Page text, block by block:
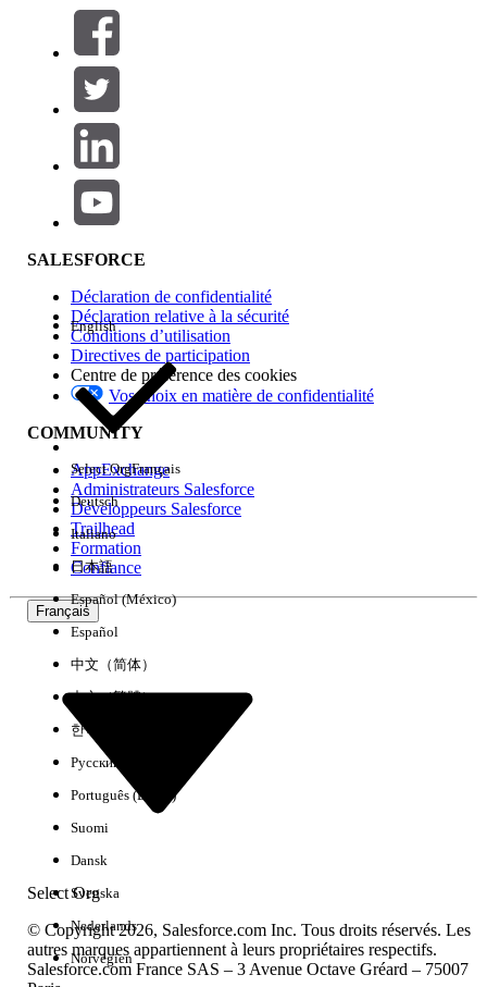
Filtrer par (0)
SÉLECTIONNER DES FILTRES
Gamme de produits
Impact des fonctionnalités
Edition
Expérience
Aucun résultat
SALESFORCE
Déclaration de confidentialité
Déclaration relative à la sécurité
Conditions d’utilisation
Directives de participation
Centre de préférence des cookies
Vos choix en matière de confidentialité
COMMUNITY
AppExchange
Administrateurs Salesforce
Développeurs Salesforce
Trailhead
Formation
Confiance
Français
Select Org
English
Select OrgFrançais
Deutsch
Italiano
日本語
Español (México)
Español
中文（简体）
中文（繁體）
한국어
Русский
Português (Brasil)
Suomi
Dansk
Svenska
Nederlands
Norvégien
© Copyright 2026, Salesforce.com Inc. Tous droits réservés. Les
autres marques appartiennent à leurs propriétaires respectifs.
Salesforce.com France SAS – 3 Avenue Octave Gréard – 75007